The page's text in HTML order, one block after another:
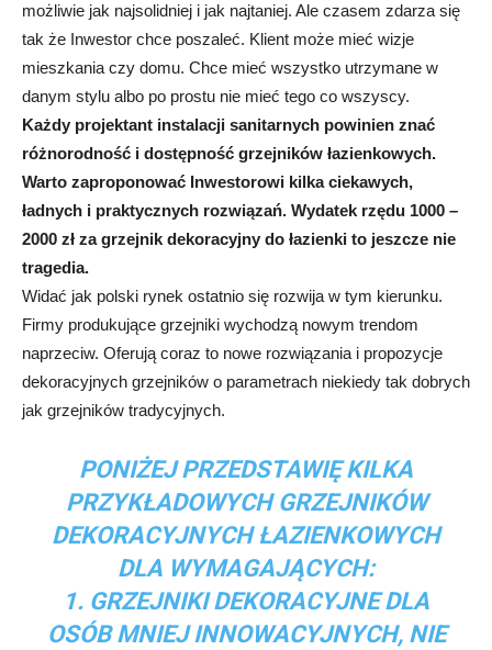
możliwie jak najsolidniej i jak najtaniej. Ale czasem zdarza się
tak że Inwestor chce poszaleć. Klient może mieć wizje
mieszkania czy domu. Chce mieć wszystko utrzymane w
danym stylu albo po prostu nie mieć tego co wszyscy.
Każdy projektant instalacji sanitarnych powinien znać
różnorodność i dostępność grzejników łazienkowych.
Warto zaproponować Inwestorowi kilka ciekawych,
ładnych i praktycznych rozwiązań. Wydatek rzędu 1000 –
2000 zł za grzejnik dekoracyjny do łazienki to jeszcze nie
tragedia.
Widać jak polski rynek ostatnio się rozwija w tym kierunku.
Firmy produkujące grzejniki wychodzą nowym trendom
naprzeciw. Oferują coraz to nowe rozwiązania i propozycje
dekoracyjnych grzejników o parametrach niekiedy tak dobrych
jak grzejników tradycyjnych.
PONIŻEJ PRZEDSTAWIĘ KILKA
PRZYKŁADOWYCH GRZEJNIKÓW
DEKORACYJNYCH ŁAZIENKOWYCH
DLA WYMAGAJĄCYCH:
1. GRZEJNIKI DEKORACYJNE DLA
OSÓB MNIEJ INNOWACYJNYCH, NIE